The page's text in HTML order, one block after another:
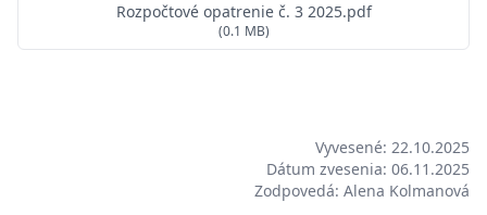
Rozpočtové opatrenie č. 3 2025.pdf
(0.1 MB)
Vyvesené: 22.10.2025
Dátum zvesenia: 06.11.2025
Zodpovedá: Alena Kolmanová